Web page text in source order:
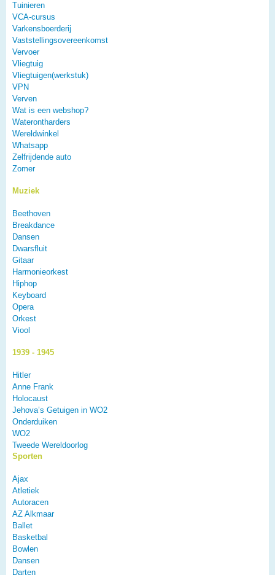
Tuinieren
VCA-cursus
Varkensboerderij
Vaststellingsovereenkomst
Vervoer
Vliegtuig
Vliegtuigen(werkstuk)
VPN
Verven
Wat is een webshop?
Waterontharders
Wereldwinkel
Whatsapp
Zelfrijdende auto
Zomer
Muziek
Beethoven
Breakdance
Dansen
Dwarsfluit
Gitaar
Harmonieorkest
Hiphop
Keyboard
Opera
Orkest
Viool
1939 - 1945
Hitler
Anne Frank
Holocaust
Jehova’s Getuigen in WO2
Onderduiken
WO2
Tweede Wereldoorlog
Sporten
Ajax
Atletiek
Autoracen
AZ Alkmaar
Ballet
Basketbal
Bowlen
Dansen
Darten